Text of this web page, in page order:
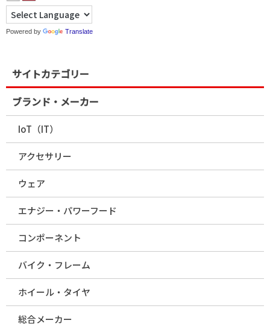
Powered by Translate
サイトカテゴリー
ブランド・メーカー
IoT（IT）
アクセサリー
ウェア
エナジー・パワーフード
コンポーネント
バイク・フレーム
ホイール・タイヤ
総合メーカー